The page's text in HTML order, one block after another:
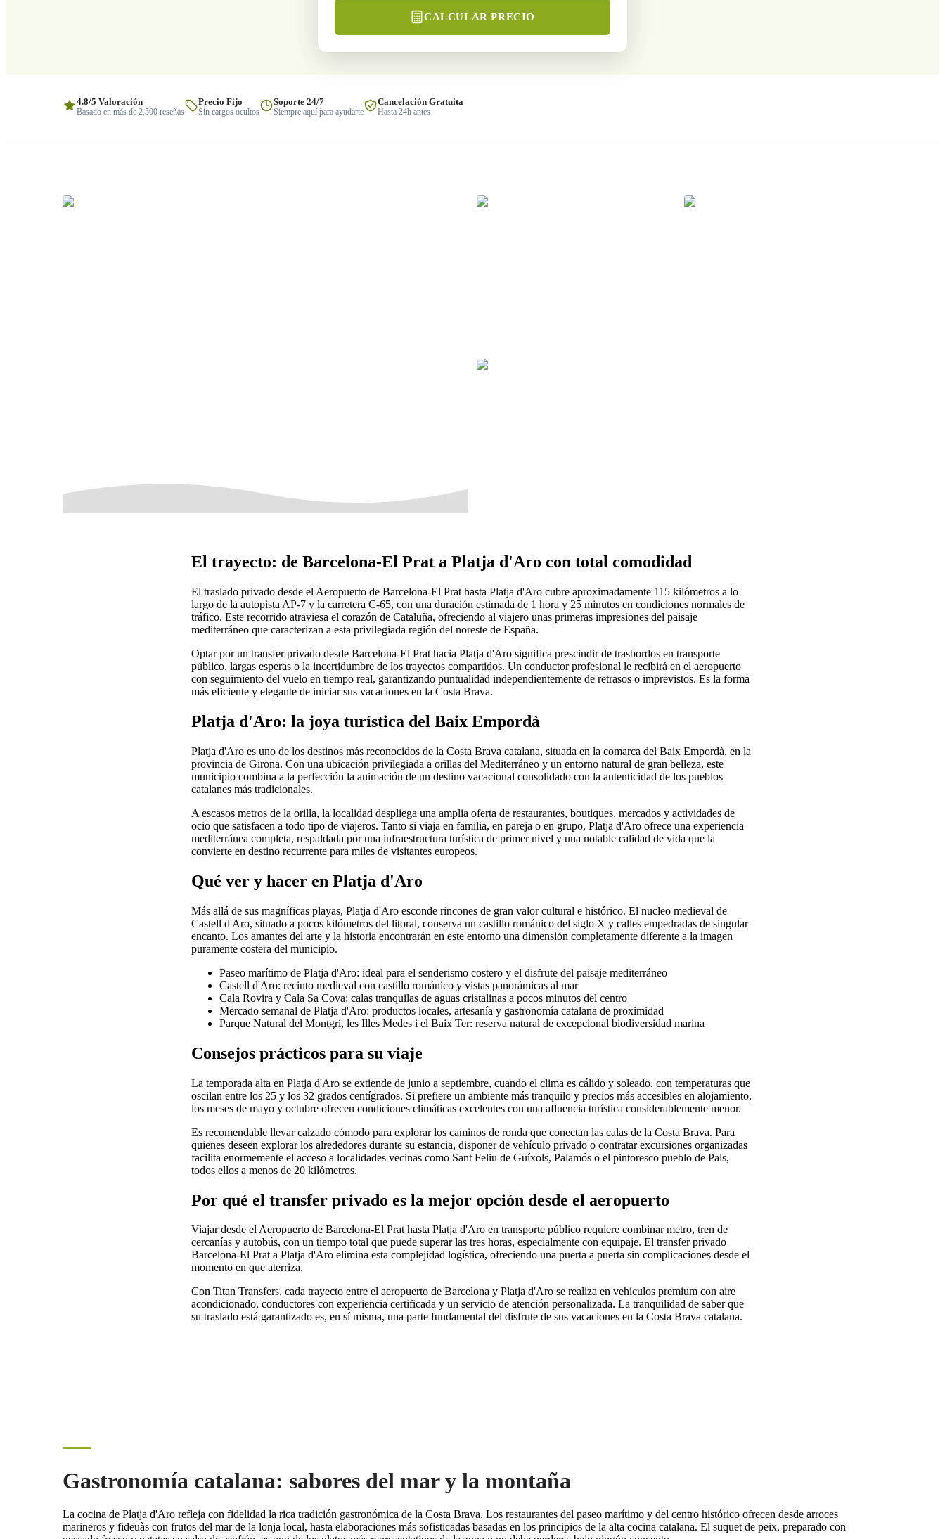
CALCULAR PRECIO
4.8/5 Valoración
Basado en más de 2,500 reseñas
Precio Fijo
Sin cargos ocultos
Soporte 24/7
Siempre aquí para ayudarte
Cancelación Gratuita
Hasta 24h antes
El trayecto: de Barcelona-El Prat a Platja d'Aro con total comodidad
El traslado privado desde el Aeropuerto de Barcelona-El Prat hasta Platja d'Aro cubre aproximadamente 115 kilómetros a lo
largo de la autopista AP-7 y la carretera C-65, con una duración estimada de 1 hora y 25 minutos en condiciones normales de
tráfico. Este recorrido atraviesa el corazón de Cataluña, ofreciendo al viajero unas primeras impresiones del paisaje
mediterráneo que caracterizan a esta privilegiada región del noreste de España.
Optar por un transfer privado desde Barcelona-El Prat hacia Platja d'Aro significa prescindir de trasbordos en transporte
público, largas esperas o la incertidumbre de los trayectos compartidos. Un conductor profesional le recibirá en el aeropuerto
con seguimiento del vuelo en tiempo real, garantizando puntualidad independientemente de retrasos o imprevistos. Es la forma
más eficiente y elegante de iniciar sus vacaciones en la Costa Brava.
Platja d'Aro: la joya turística del Baix Empordà
Platja d'Aro es uno de los destinos más reconocidos de la Costa Brava catalana, situada en la comarca del Baix Empordà, en la
provincia de Girona. Con una ubicación privilegiada a orillas del Mediterráneo y un entorno natural de gran belleza, este
municipio combina a la perfección la animación de un destino vacacional consolidado con la autenticidad de los pueblos
catalanes más tradicionales.
A escasos metros de la orilla, la localidad despliega una amplia oferta de restaurantes, boutiques, mercados y actividades de
ocio que satisfacen a todo tipo de viajeros. Tanto si viaja en familia, en pareja o en grupo, Platja d'Aro ofrece una experiencia
mediterránea completa, respaldada por una infraestructura turística de primer nivel y una notable calidad de vida que la
convierte en destino recurrente para miles de visitantes europeos.
Qué ver y hacer en Platja d'Aro
Más allá de sus magníficas playas, Platja d'Aro esconde rincones de gran valor cultural e histórico. El nucleo medieval de
Castell d'Aro, situado a pocos kilómetros del litoral, conserva un castillo románico del siglo X y calles empedradas de singular
encanto. Los amantes del arte y la historia encontrarán en este entorno una dimensión completamente diferente a la imagen
puramente costera del municipio.
Paseo marítimo de Platja d'Aro: ideal para el senderismo costero y el disfrute del paisaje mediterráneo
Castell d'Aro: recinto medieval con castillo románico y vistas panorámicas al mar
Cala Rovira y Cala Sa Cova: calas tranquilas de aguas cristalinas a pocos minutos del centro
Mercado semanal de Platja d'Aro: productos locales, artesanía y gastronomía catalana de proximidad
Parque Natural del Montgrí, les Illes Medes i el Baix Ter: reserva natural de excepcional biodiversidad marina
Consejos prácticos para su viaje
La temporada alta en Platja d'Aro se extiende de junio a septiembre, cuando el clima es cálido y soleado, con temperaturas que
oscilan entre los 25 y los 32 grados centígrados. Si prefiere un ambiente más tranquilo y precios más accesibles en alojamiento,
los meses de mayo y octubre ofrecen condiciones climáticas excelentes con una afluencia turística considerablemente menor.
Es recomendable llevar calzado cómodo para explorar los caminos de ronda que conectan las calas de la Costa Brava. Para
quienes deseen explorar los alrededores durante su estancia, disponer de vehículo privado o contratar excursiones organizadas
facilita enormemente el acceso a localidades vecinas como Sant Feliu de Guíxols, Palamós o el pintoresco pueblo de Pals,
todos ellos a menos de 20 kilómetros.
Por qué el transfer privado es la mejor opción desde el aeropuerto
Viajar desde el Aeropuerto de Barcelona-El Prat hasta Platja d'Aro en transporte público requiere combinar metro, tren de
cercanías y autobús, con un tiempo total que puede superar las tres horas, especialmente con equipaje. El transfer privado
Barcelona-El Prat a Platja d'Aro elimina esta complejidad logística, ofreciendo una puerta a puerta sin complicaciones desde el
momento en que aterriza.
Con Titan Transfers, cada trayecto entre el aeropuerto de Barcelona y Platja d'Aro se realiza en vehículos premium con aire
acondicionado, conductores con experiencia certificada y un servicio de atención personalizada. La tranquilidad de saber que
su traslado está garantizado es, en sí misma, una parte fundamental del disfrute de sus vacaciones en la Costa Brava catalana.
Gastronomía catalana: sabores del mar y la montaña
La cocina de Platja d'Aro refleja con fidelidad la rica tradición gastronómica de la Costa Brava. Los restaurantes del paseo marítimo y del centro histórico ofrecen desde arroces
marineros y fideuàs con frutos del mar de la lonja local, hasta elaboraciones más sofisticadas basadas en los principios de la alta cocina catalana. El suquet de peix, preparado con